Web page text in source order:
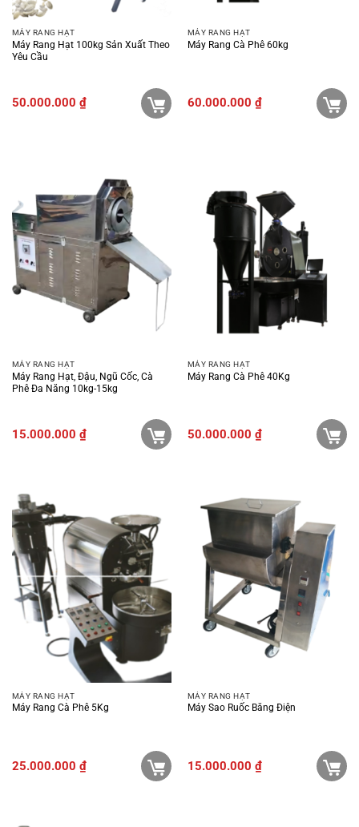
MÁY RANG HẠT
Máy Rang Hạt 100kg Sản Xuất Theo
Yêu Cầu
50.000.000 ₫
MÁY RANG HẠT
Máy Rang Cà Phê 60kg
60.000.000 ₫
MÁY RANG HẠT
Máy Rang Hạt, Đậu, Ngũ Cốc, Cà
Phê Đa Năng 10kg-15kg
15.000.000 ₫
MÁY RANG HẠT
Máy Rang Cà Phê 40Kg
50.000.000 ₫
MÁY RANG HẠT
Máy Rang Cà Phê 5Kg
25.000.000 ₫
MÁY RANG HẠT
Máy Sao Ruốc Bằng Điện
15.000.000 ₫